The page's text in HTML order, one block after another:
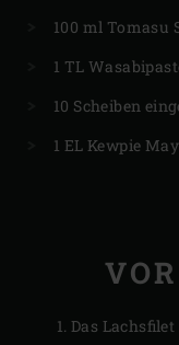
100 ml Tomasu
1 TL
10 Scheiben
1 EL Kewpie
Das